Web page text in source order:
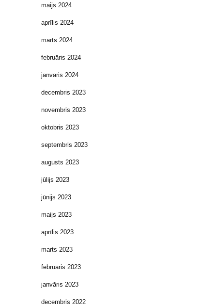
maijs 2024
aprīlis 2024
marts 2024
februāris 2024
janvāris 2024
decembris 2023
novembris 2023
oktobris 2023
septembris 2023
augusts 2023
jūlijs 2023
jūnijs 2023
maijs 2023
aprīlis 2023
marts 2023
februāris 2023
janvāris 2023
decembris 2022